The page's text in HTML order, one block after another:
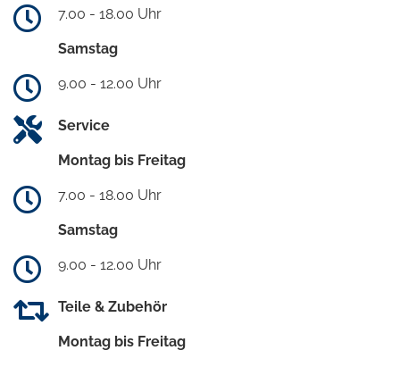
7.00 - 18.00 Uhr
Samstag
9.00 - 12.00 Uhr
Service
Montag bis Freitag
7.00 - 18.00 Uhr
Samstag
9.00 - 12.00 Uhr
Teile & Zubehör
Montag bis Freitag